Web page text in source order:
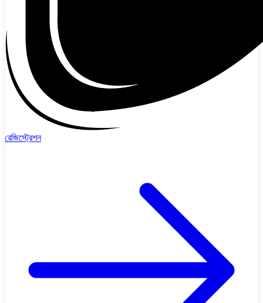
রেজিস্ট্রেশন